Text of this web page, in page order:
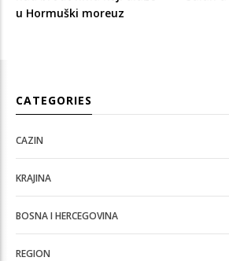
u Hormuški moreuz
CATEGORIES
CAZIN
KRAJINA
BOSNA I HERCEGOVINA
REGION